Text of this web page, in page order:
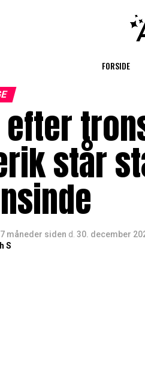
FORSIDE
efter
står
7 måneder siden d. 30. december
S